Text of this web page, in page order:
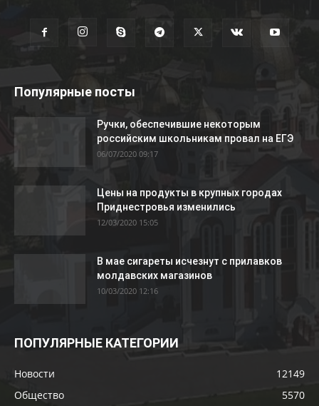
Популярные посты
Ручки, обеспечившие некоторым
российским школьникам провал на ЕГЭ
06/07/2020 09:17
Цены на продукты в крупных городах
Приднестровья изменились
12/03/2020 15:05
В мае сигареты исчезнут с прилавков
молдавских магазинов
10/03/2020 12:16
ПОПУЛЯРНЫЕ КАТЕГОРИИ
Новости
12149
Общество
5570